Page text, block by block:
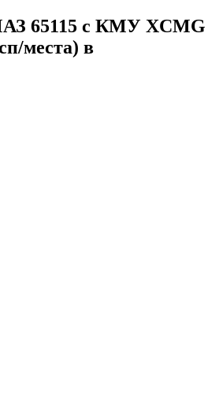
65115 с КМУ XCMG
места) в